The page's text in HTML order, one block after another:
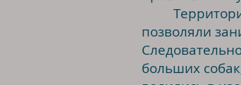
Территория
позволяли
больших